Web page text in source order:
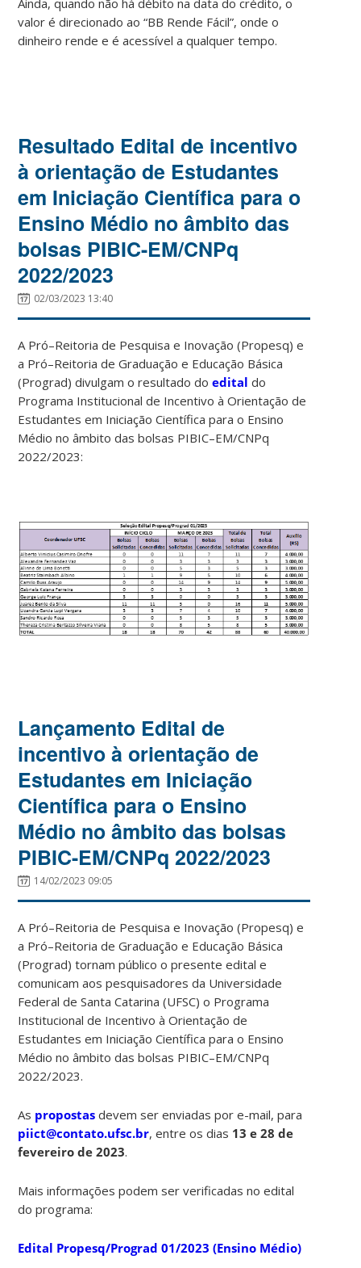
valor é direcionado ao “BB Rende Fácil”, onde o
dinheiro rende e é acessível a qualquer tempo.
Resultado Edital de incentivo
à orientação de Estudantes
em Iniciação Científica para o
Ensino Médio no âmbito das
bolsas PIBIC-EM/CNPq
2022/2023
02/03/2023 13:40
A Pró–Reitoria de Pesquisa e Inovação (Propesq) e
a Pró–Reitoria de Graduação e Educação Básica
(Prograd) divulgam o resultado doedital do
Programa Institucional de Incentivo à Orientação de
Estudantes em Iniciação Científica para o Ensino
Médio no âmbito das bolsas PIBIC–EM/CNPq
2022/2023:
Lançamento Edital de
incentivo à orientação de
Estudantes em Iniciação
Científica para o Ensino
Médio no âmbito das bolsas
PIBIC-EM/CNPq 2022/2023
14/02/2023 09:05
A Pró–Reitoria de Pesquisa e Inovação (Propesq) e
a Pró–Reitoria de Graduação e Educação Básica
(Prograd) tornam público o presente edital e
comunicam aos pesquisadores da Universidade
Federal de Santa Catarina (UFSC) o Programa
Institucional de Incentivo à Orientação de
Estudantes em Iniciação Científica para o Ensino
Médio no âmbito das bolsas PIBIC–EM/CNPq
2022/2023.
As propostas devem ser enviadas por e-mail, para
piict@contato.ufsc.br, entre os dias 13 e 28 de
fevereiro de 2023.
Mais informações podem ser verificadas no edital
do programa:
Edital Propesq/Prograd 01/2023 (Ensino Médio)